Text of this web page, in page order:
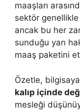
maaşları
sektör
ancak bu her
sunduğu yan
maaş paketini
Özetle,
kalıp içinde
mesleği